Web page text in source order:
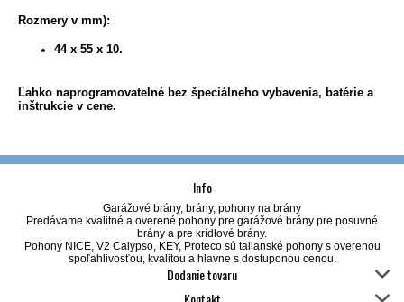
Rozmery v mm):
44 x 55 x 10.
Ľahko naprogramovatelné bez špeciálneho vybavenia, batérie a
inštrukcie v cene.
Info
Garážové brány, brány, pohony na brány
Predávame kvalitné a overené pohony pre garážové brány pre posuvné
brány a pre krídlové brány.
Pohony NICE, V2 Calypso, KEY, Proteco sú talianské pohony s overenou
spoľahlivosťou, kvalitou a hlavne s dostuponou cenou.
Dodanie tovaru